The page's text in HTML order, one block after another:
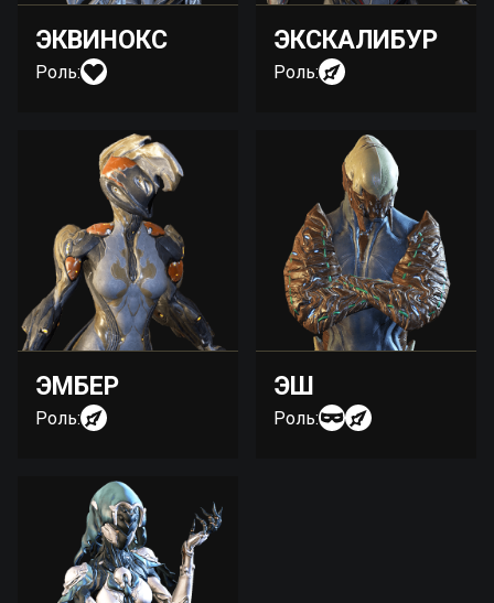
ЭКВИНОКС
Роль:
ЭКСКАЛИБУР
Роль:
ЭМБЕР
Роль:
ЭШ
Роль: